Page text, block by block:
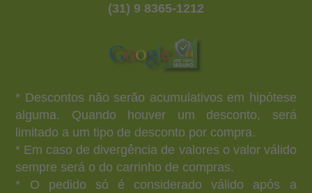
(31) 9 8365-1212
* Descontos não serão acumulativos em hipótese
alguma. Quando houver um desconto, será
limitado a um tipo de desconto por compra.
* Em caso de divergência de valores o valor válido
sempre será o do carrinho de compras.
* O pedido só é considerado válido após a